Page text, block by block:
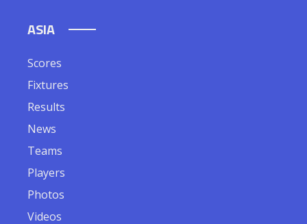
Scores
Fixtures
Results
News
Teams
Players
Photos